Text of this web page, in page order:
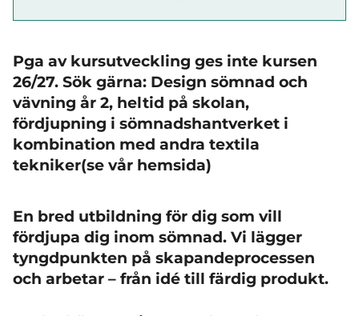
Pga av kursutveckling ges inte kursen
26/27. Sök gärna: Design sömnad och
vävning år 2, heltid på skolan,
fördjupning i sömnadshantverket i
kombination med andra textila
tekniker(se vår hemsida)
En bred utbildning för dig som vill
fördjupa dig inom sömnad. Vi lägger
tyngdpunkten på skapandeprocessen
och arbetar – från idé till färdig produkt.